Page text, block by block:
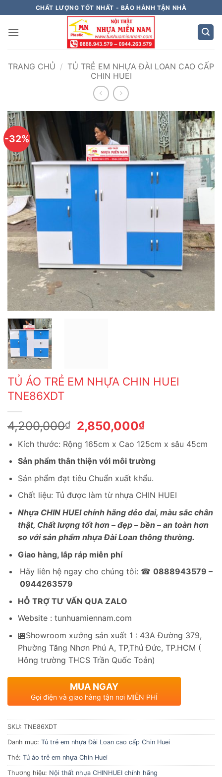
qua
nội
CHẤT LƯỢNG TỐT NHẤT - BẢO HÀNH TẬN NHÀ
TRANG CHỦ / TỦ TRẺ EM NHỰA ĐÀI LOAN CAO CẤP
CHIN HUEI
-32%
TỦ ÁO TRẺ EM NHỰA CHIN HUEI
TNE86XDT
4,200,000₫
Giá
gốc
là:
4,200,000₫.
2,850,000₫Giá
tại
là:
2,850,000₫.
Kích thước: Rộng 165cm x Cao 125cm x sâu 45cm
Sản phẩm thân thiện với môi trường
Sản phẩm đạt tiêu Chuẩn xuất khẩu.
Chất liệu: Tủ được làm từ nhựa CHIN HUEI
Nhựa CHIN HUEI chính hãng dẻo dai, màu sắc chân
thật, Chất lượng tốt hơn – đẹp – bền – an toàn hơn
so với sản phẩm nhựa Đài Loan thông thường.
Giao hàng, lắp ráp miễn phí
Hãy liên hệ ngay cho chúng tôi: ☎ 0888943579 –
0944263579
HỖ TRỢ TƯ VẤN QUA ZALO
Website : tunhuamiennam.com
🏪Showroom xưởng sản xuất 1 : 43A Đường 379,
Phường Tăng Nhơn Phú A, TP,Thủ Đức, TP.HCM (
Hông trường THCS Trần Quốc Toản)
MUA NGAY
Gọi điện và giao hàng tận nơi MIỄN PHÍ
SKU: TNE86XDT
Danh mục: Tủ trẻ em nhựa Đài Loan cao cấp Chin Huei
Thẻ: Tủ áo trẻ em nhựa Chin Huei
Thương hiệu: Nội thất nhựa CHINHUEI chính hãng